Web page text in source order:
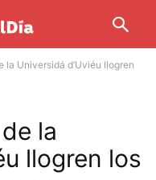
la Universidá d’Uviéu llogren
la
llogren los